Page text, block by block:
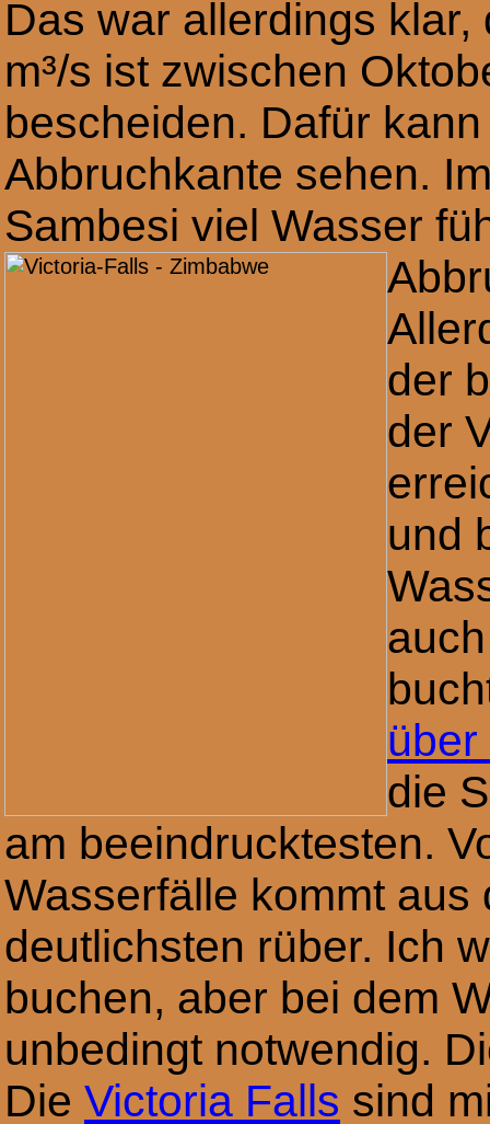
Das war allerdings
m³/s ist zwischen
bescheiden. Dafür
Abbruchkante sehen.
Sambesi viel Wasser
der
der
und
über
die
am beeindrucktesten.
Wasserfälle kommt
deutlichsten rüber. Ich
buchen, aber bei dem
unbedingt notwendig.
Die Victoria Falls sind